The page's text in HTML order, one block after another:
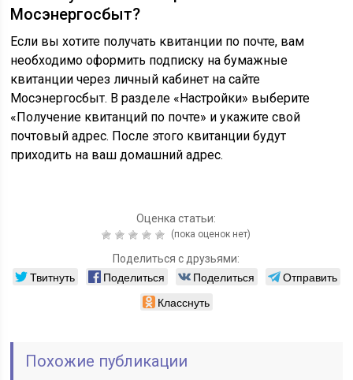
Мосэнергосбыт?
Если вы хотите получать квитанции по почте, вам
необходимо оформить подписку на бумажные
квитанции через личный кабинет на сайте
Мосэнергосбыт. В разделе «Настройки» выберите
«Получение квитанций по почте» и укажите свой
почтовый адрес. После этого квитанции будут
приходить на ваш домашний адрес.
Оценка статьи:
(пока оценок нет)
Поделиться с друзьями:
Твитнуть Поделиться Поделиться
Отправить
Класснуть
Похожие публикации